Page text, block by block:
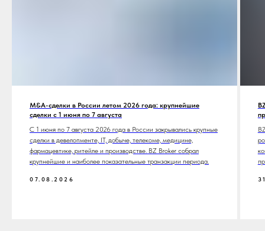
M&A-сделки в России летом 2026 года: крупнейшие
сделки с 1 июня по 7 августа
С 1 июня по 7 августа 2026 года в России закрывались крупные
сделки в девелопменте, IT, добыче, телекоме, медицине,
фармацевтике, ритейле и производстве. BZ Broker собрал
крупнейшие и наиболее показательные транзакции периода.
07.08.2026